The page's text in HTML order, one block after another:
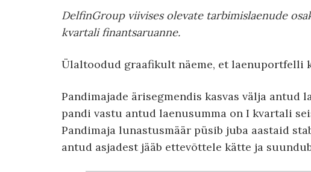
DelfinGroup viivises olevate tarbimislaenude
kvartali finantsaruanne.
Ülaltoodud graafikult näeme, et laenuportfelli
Pandimajade ärisegmendis kasvas välja antud
pandi vastu antud laenusumma on I kvartali
Pandimaja lunastusmäär püsib juba aastaid
antud asjadest jääb ettevõttele kätte ja